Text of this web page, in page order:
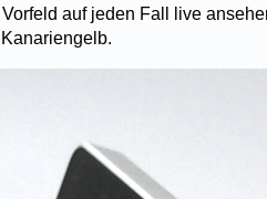
auf jeden Fall live